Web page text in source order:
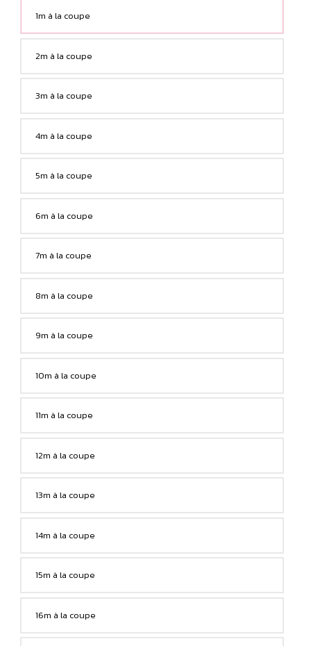
1m à la coupe
2m à la coupe
3m à la coupe
4m à la coupe
5m à la coupe
6m à la coupe
7m à la coupe
8m à la coupe
9m à la coupe
10m à la coupe
11m à la coupe
12m à la coupe
13m à la coupe
14m à la coupe
15m à la coupe
16m à la coupe